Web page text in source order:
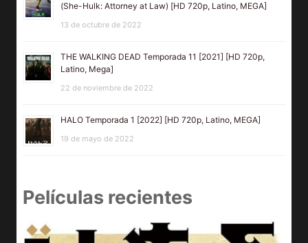
(She-Hulk: Attorney at Law) [HD 720p, Latino, MEGA]
13 de octubre de 2022
THE WALKING DEAD Temporada 11 [2021] [HD 720p,
Latino, Mega]
22 de noviembre de 2022
HALO Temporada 1 [2022] [HD 720p, Latino, MEGA]
19 de mayo de 2022
Películas recientes